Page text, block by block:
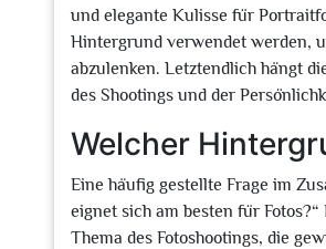
und elegante Kulisse für
Hintergrund verwendet werden,
abzulenken. Letztendlich hängt
des Shootings und der
Welcher
Eine häufig gestellte Frage im
eignet sich am besten für
Thema des Fotoshootings, die